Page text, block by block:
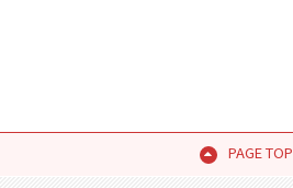
PAGE TOP